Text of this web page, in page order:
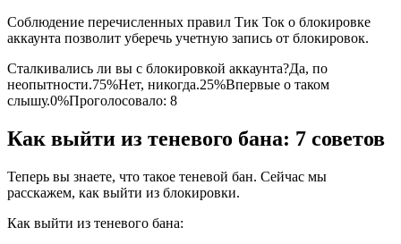
Соблюдение перечисленных правил Тик Ток о блокировке
аккаунта позволит уберечь учетную запись от блокировок.
Сталкивались ли вы с блокировкой аккаунта?Да, по
неопытности.75%Нет, никогда.25%Впервые о таком
слышу.0%Проголосовало: 8
Как выйти из теневого бана: 7 советов
Теперь вы знаете, что такое теневой бан. Сейчас мы
расскажем, как выйти из блокировки.
Как выйти из теневого бана: